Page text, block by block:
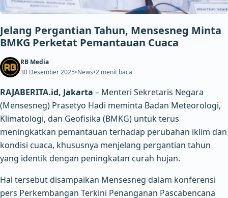
Jelang Pergantian Tahun, Mensesneg Minta
BMKG Perketat Pemantauan Cuaca
RB Media
30 Desember 2025•News•2 menit baca
RAJABERITA.id, Jakarta – Menteri Sekretaris Negara
(Mensesneg) Prasetyo Hadi meminta Badan Meteorologi,
Klimatologi, dan Geofisika (BMKG) untuk terus
meningkatkan pemantauan terhadap perubahan iklim dan
kondisi cuaca, khususnya menjelang pergantian tahun
yang identik dengan peningkatan curah hujan.
Hal tersebut disampaikan Mensesneg dalam konferensi
pers Perkembangan Terkini Penanganan Pascabencana